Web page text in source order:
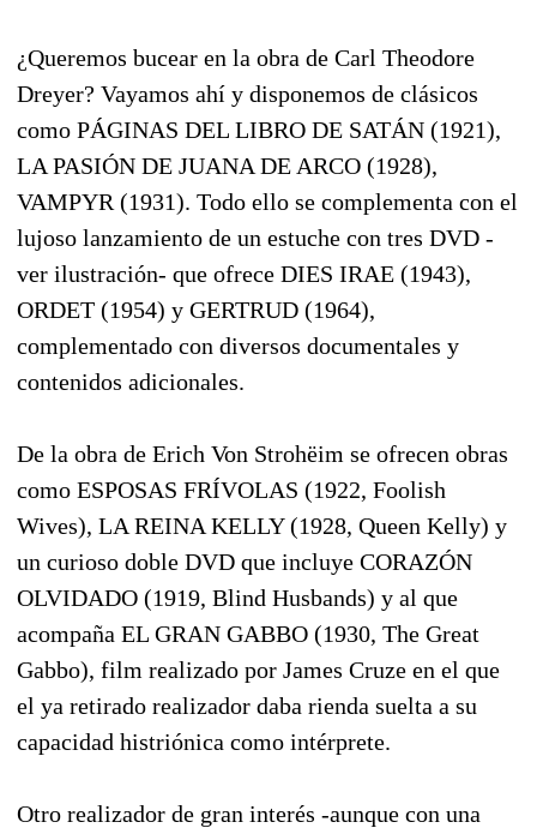
¿Queremos bucear en la obra de Carl Theodore
Dreyer? Vayamos ahí y disponemos de clásicos
como PÁGINAS DEL LIBRO DE SATÁN (1921),
LA PASIÓN DE JUANA DE ARCO (1928),
VAMPYR (1931). Todo ello se complementa con el
lujoso lanzamiento de un estuche con tres DVD -
ver ilustración- que ofrece DIES IRAE (1943),
ORDET (1954) y GERTRUD (1964),
complementado con diversos documentales y
contenidos adicionales.
De la obra de Erich Von Strohëim se ofrecen obras
como ESPOSAS FRÍVOLAS (1922, Foolish
Wives), LA REINA KELLY (1928, Queen Kelly) y
un curioso doble DVD que incluye CORAZÓN
OLVIDADO (1919, Blind Husbands) y al que
acompaña EL GRAN GABBO (1930, The Great
Gabbo), film realizado por James Cruze en el que
el ya retirado realizador daba rienda suelta a su
capacidad histriónica como intérprete.
Otro realizador de gran interés -aunque con una